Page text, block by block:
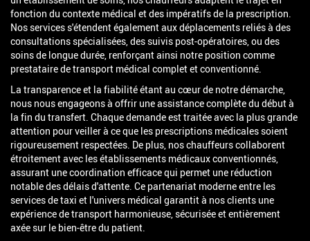
fonction du contexte médical et des impératifs de la prescription.
Nos services s'étendent également aux déplacements reliés à des
consultations spécialisées, des suivis post-opératoires, ou des
soins de longue durée, renforçant ainsi notre position comme
prestataire de transport médical complet et conventionné.
La transparence et la fiabilité étant au cœur de notre démarche,
nous nous engageons à offrir une assistance complète du début à
la fin du transfert. Chaque demande est traitée avec la plus grande
attention pour veiller à ce que les prescriptions médicales soient
rigoureusement respectées. De plus, nos chauffeurs collaborent
étroitement avec les établissements médicaux conventionnés,
assurant une coordination efficace qui permet une réduction
notable des délais d'attente. Ce partenariat moderne entre les
services de taxi et l'univers médical garantit à nos clients une
expérience de transport harmonieuse, sécurisée et entièrement
axée sur le bien-être du patient.